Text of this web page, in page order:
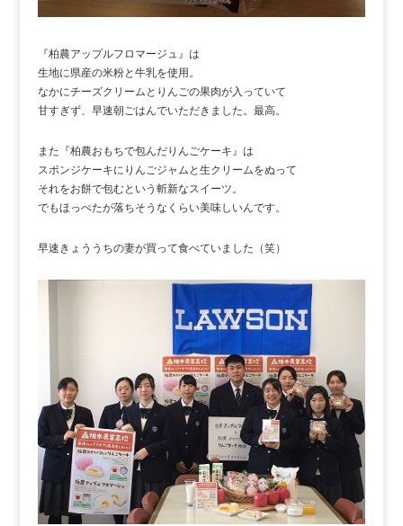
『柏農アップルフロマージュ』は
生地に県産の米粉と牛乳を使用。
なかにチーズクリームとりんごの果肉が入っていて
甘すぎず、早速朝ごはんでいただきました。最高。
また『柏農おもちで包んだりんごケーキ』は
スポンジケーキにりんごジャムと生クリームをぬって
それをお餅で包むという斬新なスイーツ。
でもほっぺたが落ちそうなくらい美味しいんです。
早速きょううちの妻が買って食べていました（笑）